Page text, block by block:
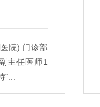
院) 门诊部
主任医师1